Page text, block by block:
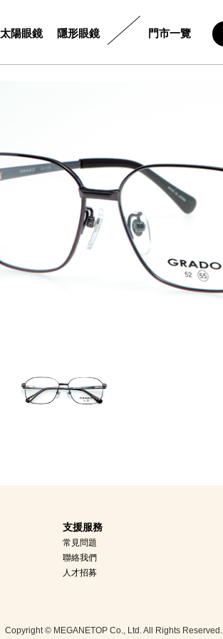
太陽眼鏡 隱形眼鏡 門市一覽
支援服務
常見問題
聯絡我們
人才招募
Copyright © MEGANETOP Co., Ltd. All Rights Reserved.